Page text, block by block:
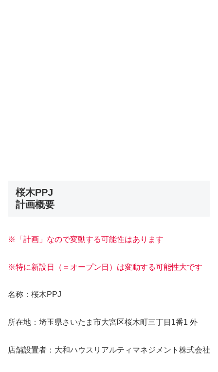
桜木PPJ
計画概要
※「計画」なので変動する可能性はあります
※特に新設日（＝オープン日）は変動する可能性大です
名称：桜木PPJ
所在地：埼玉県さいたま市大宮区桜木町三丁目1番1 外
店舗設置者：大和ハウスリアルティマネジメント株式会社